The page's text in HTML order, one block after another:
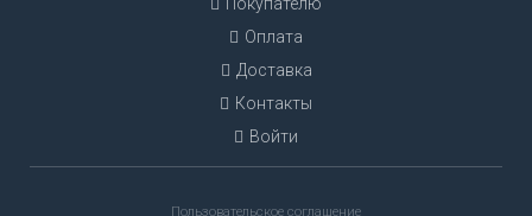
Оплата
Доставка
Контакты
Войти
Пользовательское соглашение